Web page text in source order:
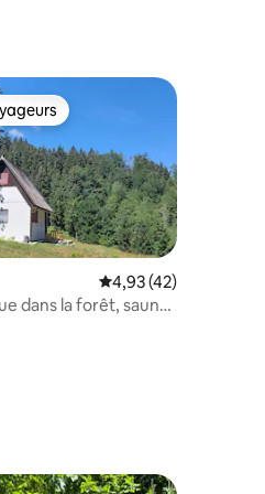
de 12 commentaires : 5 sur 5
Évaluation moyenne
4,93 (42)
dans la forêt, sauna,